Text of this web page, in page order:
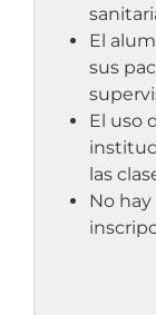
El
sus
El uso
las
No